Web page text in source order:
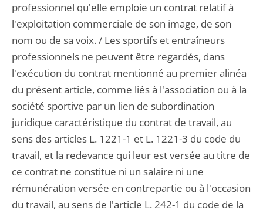
professionnel qu'elle emploie un contrat relatif à
l'exploitation commerciale de son image, de son
nom ou de sa voix. / Les sportifs et entraîneurs
professionnels ne peuvent être regardés, dans
l'exécution du contrat mentionné au premier alinéa
du présent article, comme liés à l'association ou à la
société sportive par un lien de subordination
juridique caractéristique du contrat de travail, au
sens des articles L. 1221-1 et L. 1221-3 du code du
travail, et la redevance qui leur est versée au titre de
ce contrat ne constitue ni un salaire ni une
rémunération versée en contrepartie ou à l'occasion
du travail, au sens de l'article L. 242-1 du code de la